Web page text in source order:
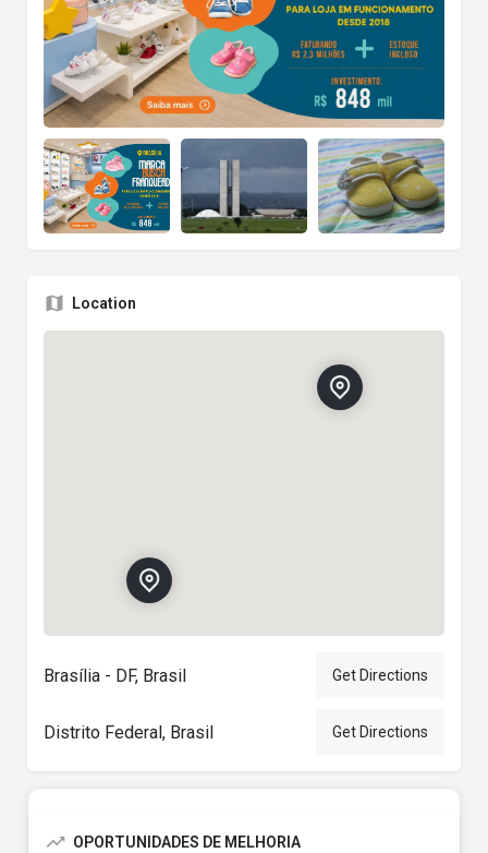
Location
Brasília - DF, Brasil Get Directions
Distrito Federal, Brasil Get Directions
OPORTUNIDADES DE MELHORIA